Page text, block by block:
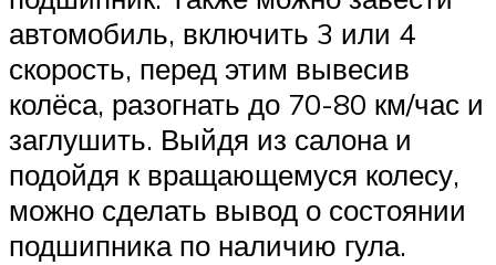
автомобиль, включить 3 или 4
скорость, перед этим вывесив
колёса, разогнать до 70-80 км/час и
заглушить. Выйдя из салона и
подойдя к вращающемуся колесу,
можно сделать вывод о состоянии
подшипника по наличию гула.